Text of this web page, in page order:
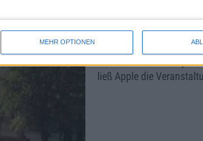
MEHR OPTIONEN
WWDC 2020
Im Sommer 2020 soll
Coronavirus ein
ließ Apple die